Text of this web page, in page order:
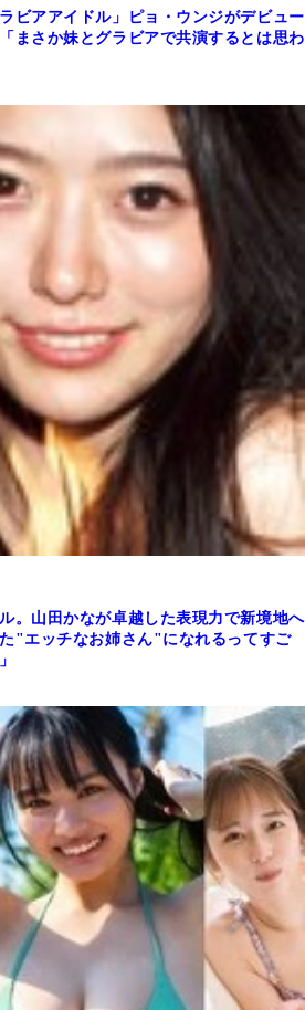
ビアアイドル」ピョ・ウンジがデビュー
まさか妹とグラビアで共演するとは思わ
。山田かなが卓越した表現力で新境地へ
た"エッチなお姉さん"になれるってすご